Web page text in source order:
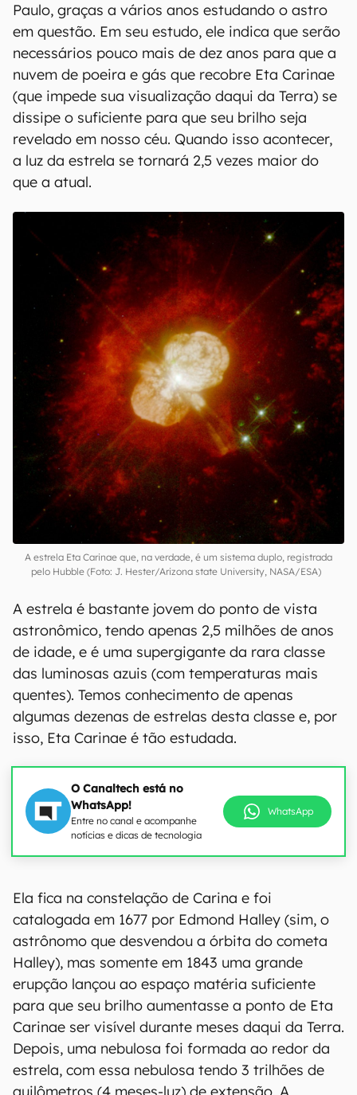
Paulo, graças a vários anos estudando o astro
em questão. Em seu estudo, ele indica que serão
necessários pouco mais de dez anos para que a
nuvem de poeira e gás que recobre Eta Carinae
(que impede sua visualização daqui da Terra) se
dissipe o suficiente para que seu brilho seja
revelado em nosso céu. Quando isso acontecer,
a luz da estrela se tornará 2,5 vezes maior do
que a atual.
A estrela Eta Carinae que, na verdade, é um sistema duplo, registrada
pelo Hubble (Foto: J. Hester/Arizona state University, NASA/ESA)
A estrela é bastante jovem do ponto de vista
astronômico, tendo apenas 2,5 milhões de anos
de idade, e é uma supergigante da rara classe
das luminosas azuis (com temperaturas mais
quentes). Temos conhecimento de apenas
algumas dezenas de estrelas desta classe e, por
isso, Eta Carinae é tão estudada.
O Canaltech está no
WhatsApp!
Entre no canal e acompanhe
notícias e dicas de tecnologia
WhatsApp
Ela fica na constelação de Carina e foi